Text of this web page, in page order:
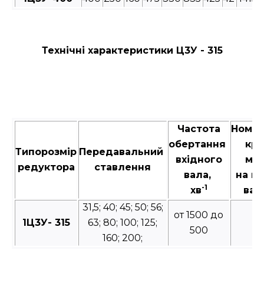
Технічні характеристики Ц3У - 315
Типорозмір
редуктора
Передавальний
ставлення
Частота
обертання
вхідного
вала,
хв-1
на
1Ц3У- 315
31,5; 40; 45; 50; 56;
63; 80; 100; 125;
160; 200;
от 1500 до
500